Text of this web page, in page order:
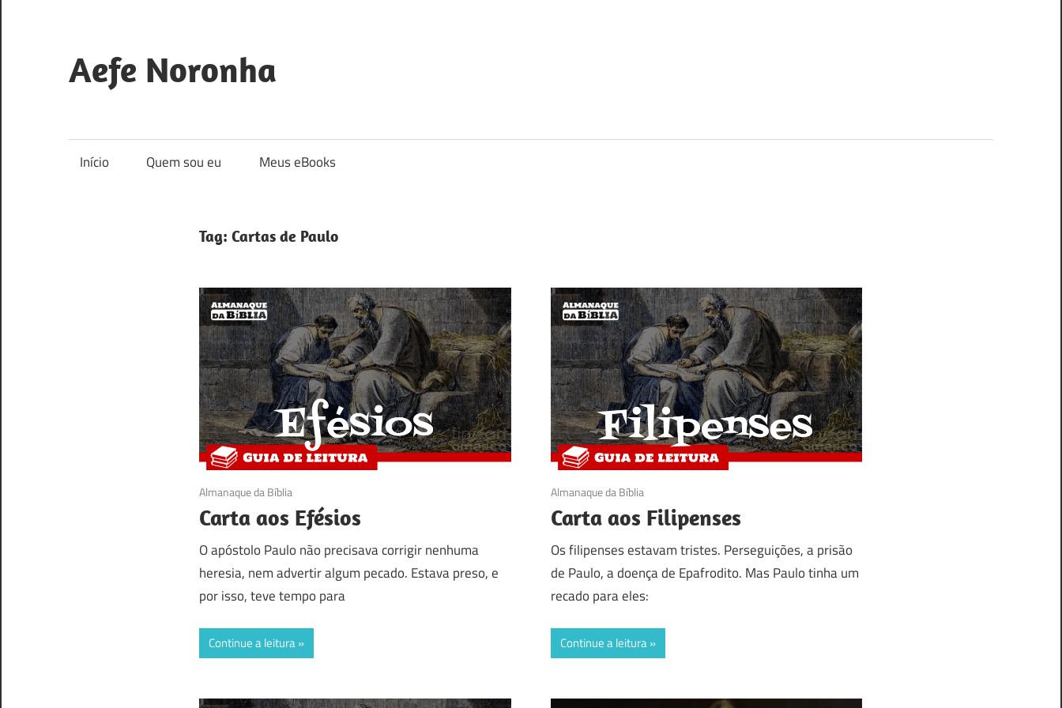
content
Aefe Noronha
Deus
Início Quem sou eu Meus eBooks
Tag: Cartas de Paulo
07/09/2017
Almanaque da Bíblia
Carta aos Efésios
O apóstolo Paulo não precisava corrigir nenhuma
heresia, nem advertir algum pecado. Estava preso, e
por isso, teve tempo para
Continue a leitura
06/03/2017
Almanaque da Bíblia
Carta aos Filipenses
Os filipenses estavam tristes. Perseguições, a prisão
de Paulo, a doença de Epafrodito. Mas Paulo tinha um
recado para eles:
Continue a leitura